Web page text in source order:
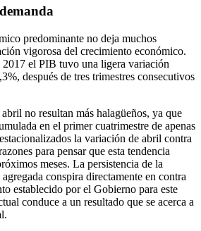
predominante no deja muchos
vigorosa del crecimiento económico.
el PIB tuvo una ligera variación
después de tres trimestres consecutivos
no resultan más halagüeños, ya que
en el primer cuatrimestre de apenas
la variación de abril contra
para pensar que esta tendencia
meses. La persistencia de la
conspira directamente en contra
establecido por el Gobierno para este
conduce a un resultado que se acerca a